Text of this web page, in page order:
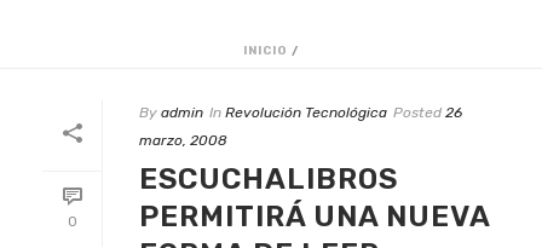
INICIO /
0
By admin In Revolución Tecnológica Posted 26
marzo, 2008
ESCUCHALIBROS
PERMITIRÁ UNA NUEVA